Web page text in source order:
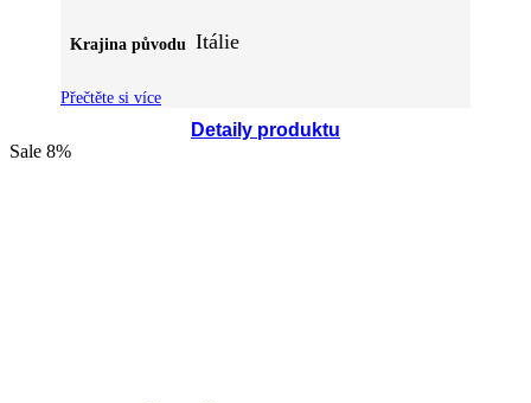
Detaily produktu
Krajina původu Itálie
Přečtěte si více
Sale 8%